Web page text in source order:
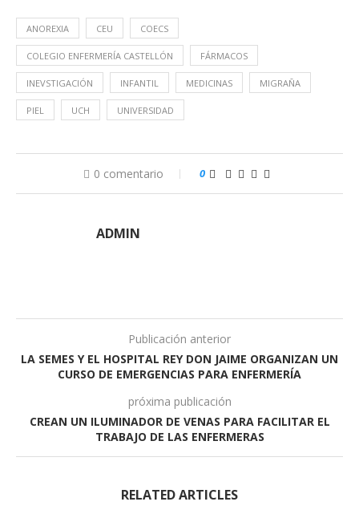
ANOREXIA CEU COECS
COLEGIO ENFERMERÍA CASTELLÓN FÁRMACOS
INEVSTIGACIÓN INFANTIL MEDICINAS MIGRAÑA
PIEL UCH UNIVERSIDAD
0 comentario 0
ADMIN
Publicación anterior
LA SEMES Y EL HOSPITAL REY DON JAIME ORGANIZAN UN
CURSO DE EMERGENCIAS PARA ENFERMERÍA
próxima publicación
CREAN UN ILUMINADOR DE VENAS PARA FACILITAR EL
TRABAJO DE LAS ENFERMERAS
RELATED ARTICLES